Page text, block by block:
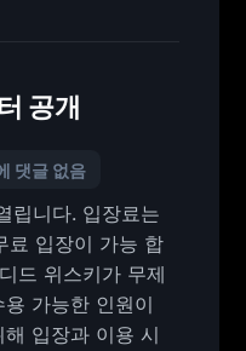
공개
댓글 없음
립니다. 입장료는
료 입장이 가능 합
드 위스키가 무제
가능한 인원이
입장과 이용 시